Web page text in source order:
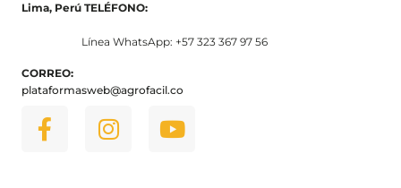
Lima, Perú TELÉFONO:
Línea WhatsApp: +57 323 367 97 56
CORREO:
plataformasweb@agrofacil.co